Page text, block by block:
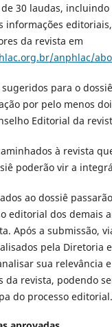
30 laudas,
informações
da revista em
anphlac/
para o
por pelo menos
Editorial da
à revista
poderão vir a
ao dossiê
editorial dos demais
Após a submissão,
pela Diretoria
sua relevância
da revista, podendo
do processo editorial.